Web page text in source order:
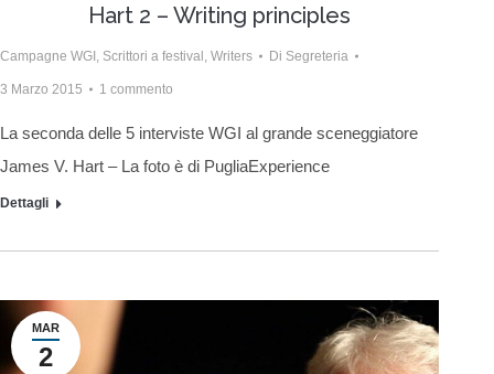
Hart 2 – Writing principles
Campagne WGI Scrittori a festival Writers Di Segreteria
3 Marzo 2015 1 commento
La seconda delle 5 interviste WGI al grande sceneggiatore
James V. Hart – La foto è di PugliaExperience
Dettagli
MAR
2